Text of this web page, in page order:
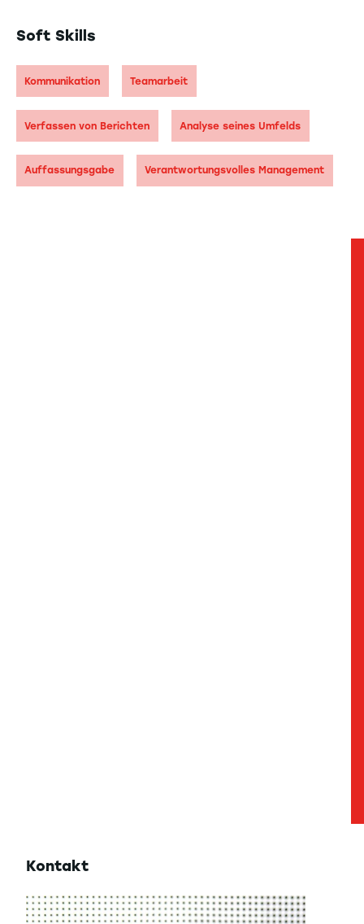
Soft Skills
Kommunikation Teamarbeit
Verfassen von Berichten Analyse seines Umfelds
Auffassungsgabe Verantwortungsvolles Management
Kontakt